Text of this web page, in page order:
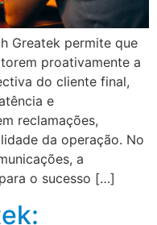
Greatek permite que
proativamente a
do cliente final,
e
reclamações,
da operação. No
a
o sucesso […]